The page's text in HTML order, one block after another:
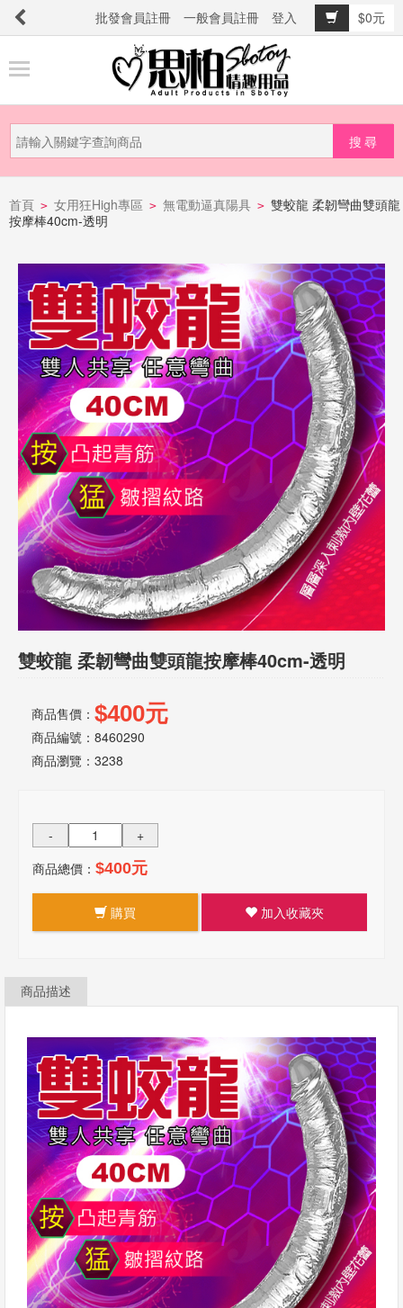
批發會員註冊 一般會員註冊 登入
$0元
品
新
品
上
提
防
詐
騙
電
話
或
簡
訊
批
發
首頁 > 女用狂High專區 > 無電動逼真陽具 > 雙蛟龍 柔韌彎曲雙頭龍
按摩棒40cm-透明
雙蛟龍 柔韌彎曲雙頭龍按摩棒40cm-透明
商品售價： $400元
商品編號：8460290
商品瀏覽： 3238
-
+
商品總價： $400元
購買 加入收藏夾
商品描述